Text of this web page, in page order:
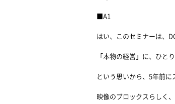
■A1
はい、このセミナーは、
「本物の経営」に、ひと
という思いから、5年前に
映像のブロックスらしく